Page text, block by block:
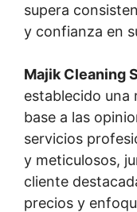
supera
y confianza en
Majik Cleaning
establecido una
base a las
servicios
y meticulosos,
cliente
precios y